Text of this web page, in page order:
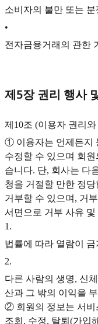
소비자의 불만 또는
•
전자금융거래의 관한
제5장 권리 행사
제10조 (이용자 권리
① 이용자는 언제든지
수정할 수 있으며 회
습니다. 단, 회사는 다
청을 거절할 만한 정
거부할 수 있으며, 거
서면으로 거부 사유
1 .
법률에 따라 열람이
2.
다른 사람의 생명, 신
산과 그 밖의 이익을
② 회원의 정보는 서비
조회, 수정, 탈퇴(가입